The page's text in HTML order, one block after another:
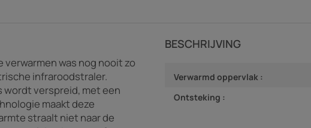
was nog nooit zo
infraroodstraler.
verspreid, met een
maakt deze
straalt niet naar de
BESCHRIJVING
Verwarmd oppervlak :
Ontsteking :